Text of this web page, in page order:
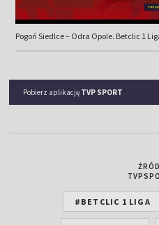
Pogoń Siedlce – Odra Opole. Betclic 1
Pobierz aplikację TVP SPORT
#BETCLIC 1 LIGA